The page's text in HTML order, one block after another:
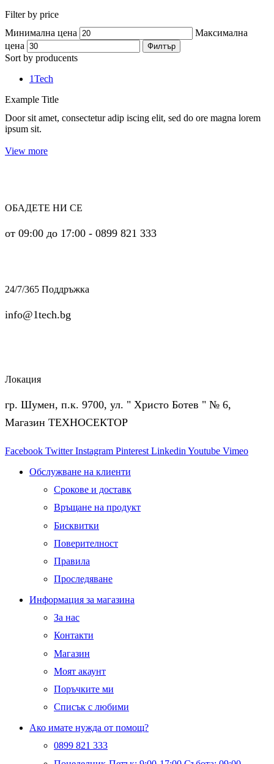
Filter by price
Минимална цена
Максимална
цена
Филтър
Sort by producents
1Tech
Example Title
Door sit amet, consectetur adip iscing elit, sed do ore magna lorem
ipsum sit.
View more
ОБАДЕТЕ НИ СЕ
от 09:00 до 17:00 - 0899 821 333
24/7/365 Поддръжка
info@1tech.bg
Локация
гр. Шумен, п.к. 9700, ул. " Христо Ботев " № 6,
Магазин ТЕХНОСЕКТОР
Facebook Twitter Instagram Pinterest Linkedin Youtube Vimeo
Обслужване на клиенти
Срокове и доставк
Връщане на продукт
Бисквитки
Поверителност
Правила
Проследяване
Информация за магазина
За нас
Контакти
Магазин
Моят акаунт
Поръчките ми
Списък с любими
Ако имате нужда от помощ?
0899 821 333